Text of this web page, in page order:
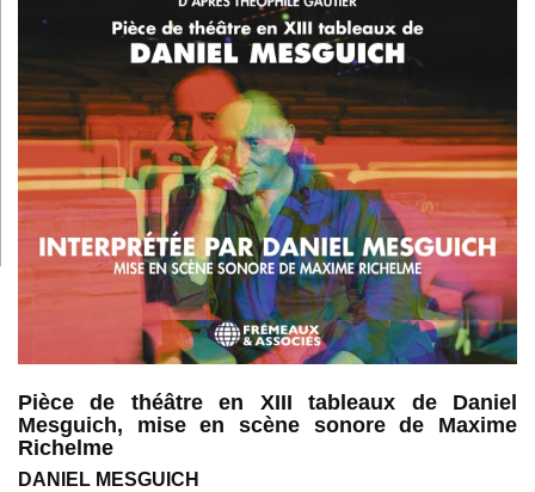
Pièce de théâtre en XIII tableaux de Daniel
Mesguich, mise en scène sonore de Maxime
Richelme
DANIEL MESGUICH